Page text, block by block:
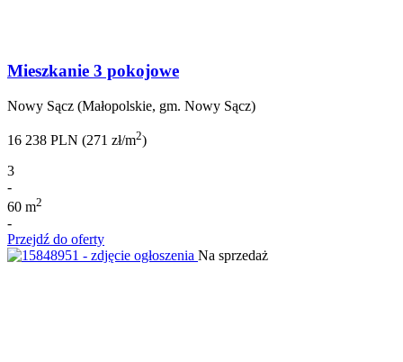
Mieszkanie 3 pokojowe
Nowy Sącz (Małopolskie, gm. Nowy Sącz)
16 238 PLN (271 zł/m2)
3
-
60 m2
-
Przejdź do oferty
Na sprzedaż